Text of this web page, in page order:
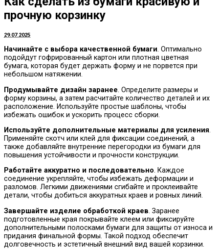
прочную корзинку
29.07.2025
Начинайте с выбора качественной бумаги. Оптимально
подойдут гофрированный картон или плотная цветная
бумага, которая будет держать форму и не порвется при
небольшом натяжении.
Продумывайте дизайн заранее. Определите размеры и
форму корзины, а затем расчитайте количество деталей и их
расположение. Используйте простые шаблоны, чтобы
избежать ошибок и ускорить процесс сборки.
Используйте дополнительные материалы для усиления.
Применяйте скотч или клей для фиксации соединений, а
также добавляйте внутренние перегородки из бумаги для
повышения устойчивости и прочности конструкции.
Работайте аккуратно и последовательно. Каждое
соединение укрепляйте, чтобы избежать деформации и
разломов. Легкими движениями сгибайте и проклеивайте
детали, чтобы добиться аккуратных краев и ровных линий.
Завершайте изделие обработкой краев. Заранее
подготовленные края покрывайте клеем или фиксируйте
дополнительными полосками бумаги для защиты от износа и
придания финальной формы. Такой подход обеспечит
долговечность и эстетичный внешний вид вашей корзинки.